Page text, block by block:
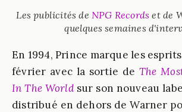
Les publicités de NPG Records et de
quelques semaines
En 1994, Prince marque les
février avec la sortie de The
In The Worldsur son nouveau
distribué en dehors de Warner